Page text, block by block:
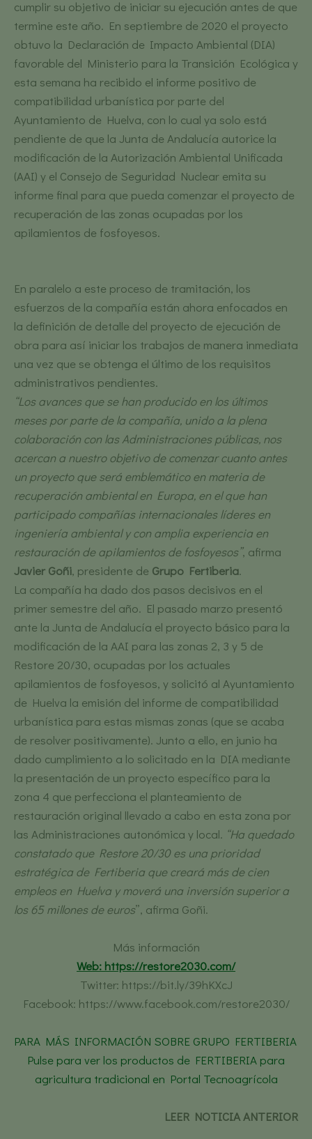
cumplir su objetivo de iniciar su ejecución antes de que
termine este año. En septiembre de 2020 el proyecto
obtuvo la Declaración de Impacto Ambiental (DIA)
favorable del Ministerio para la Transición Ecológica y
esta semana ha recibido el informe positivo de
compatibilidad urbanística por parte del
Ayuntamiento de Huelva, con lo cual ya solo está
pendiente de que la Junta de Andalucía autorice la
modificación de la Autorización Ambiental Unificada
(AAI) y el Consejo de Seguridad Nuclear emita su
informe final para que pueda comenzar el proyecto de
recuperación de las zonas ocupadas por los
apilamientos de fosfoyesos.
En paralelo a este proceso de tramitación, los
esfuerzos de la compañía están ahora enfocados en
la definición de detalle del proyecto de ejecución de
obra para así iniciar los trabajos de manera inmediata
una vez que se obtenga el último de los requisitos
administrativos pendientes.
“Los avances que se han producido en los últimos
meses por parte de la compañía, unido a la plena
colaboración con las Administraciones públicas, nos
acercan a nuestro objetivo de comenzar cuanto antes
un proyecto que será emblemático en materia de
recuperación ambiental en Europa, en el que han
participado compañías internacionales líderes en
ingeniería ambiental y con amplia experiencia en
restauración de apilamientos de fosfoyesos”, afirma
Javier Goñi, presidente de Grupo Fertiberia.
La compañía ha dado dos pasos decisivos en el
primer semestre del año. El pasado marzo presentó
ante la Junta de Andalucía el proyecto básico para la
modificación de la AAI para las zonas 2, 3 y 5 de
Restore 20/30, ocupadas por los actuales
apilamientos de fosfoyesos, y solicitó al Ayuntamiento
de Huelva la emisión del informe de compatibilidad
urbanística para estas mismas zonas (que se acaba
de resolver positivamente). Junto a ello, en junio ha
dado cumplimiento a lo solicitado en la DIA mediante
la presentación de un proyecto específico para la
zona 4 que perfecciona el planteamiento de
restauración original llevado a cabo en esta zona por
las Administraciones autonómica y local. “Ha quedado
constatado que Restore 20/30 es una prioridad
estratégica de Fertiberia que creará más de cien
empleos en Huelva y moverá una inversión superior a
los 65 millones de euros”, afirma Goñi.
Más información
Web: https://restore2030.com/
Twitter: https://bit.ly/39hKXcJ
Facebook: https://www.facebook.com/restore2030/
PARA MÁS INFORMACIÓN SOBRE GRUPO FERTIBERIA
Pulse para ver los productos de FERTIBERIA para
agricultura tradicional en Portal Tecnoagrícola
LEER NOTICIA ANTERIOR